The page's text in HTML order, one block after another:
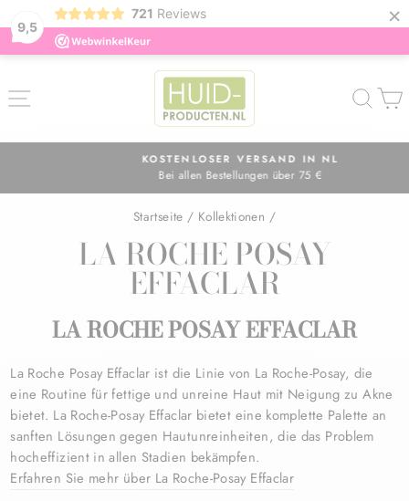
9,5
721 Reviews ×
Inhalt
SEITENNAVIGATION
Pause
KOSTENLOSER VERSAND IN NL
Bei allen Bestellungen über 75 €
Startseite / Kollektionen /
LA ROCHE POSAY
EFFACLAR
LA ROCHE POSAY EFFACLAR
La Roche Posay Effaclar ist die Linie von La Roche-Posay, die
eine Routine für fettige und unreine Haut mit Neigung zu Akne
bietet. La Roche-Posay Effaclar bietet eine komplette Palette an
sanften Lösungen gegen Hautunreinheiten, die das Problem
hocheffizient in allen Stadien bekämpfen.
Erfahren Sie mehr über La Roche-Posay Effaclar